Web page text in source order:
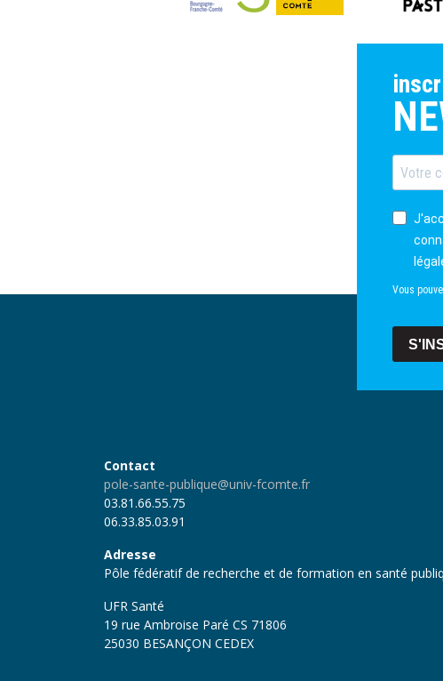
Vous
Contact
pole-sante-publique@univ-fcomte.fr
03.81.66.55.75
06.33.85.03.91
Adresse
Pôle fédératif de recherche et de formation en santé
UFR Santé
19 rue Ambroise Paré CS 71806
25030 BESANÇON CEDEX